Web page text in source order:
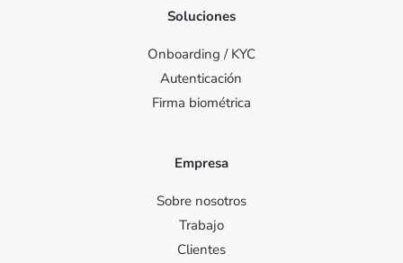
Soluciones
Onboarding / KYC
Autenticación
Firma biométrica
Empresa
Sobre nosotros
Trabajo
Clientes